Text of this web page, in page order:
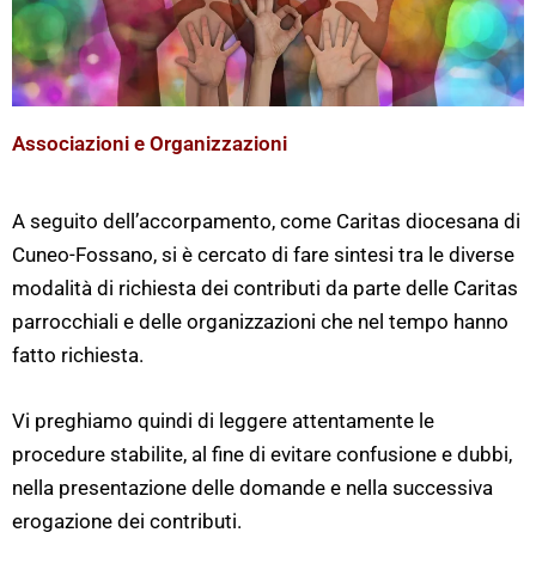
Associazioni e Organizzazioni
A seguito dell’accorpamento, come Caritas diocesana di
Cuneo-Fossano, si è cercato di fare sintesi tra le diverse
modalità di richiesta dei contributi da parte delle Caritas
parrocchiali e delle organizzazioni che nel tempo hanno
fatto richiesta.
Vi preghiamo quindi di leggere attentamente le
procedure stabilite, al fine di evitare confusione e dubbi,
nella presentazione delle domande e nella successiva
erogazione dei contributi.